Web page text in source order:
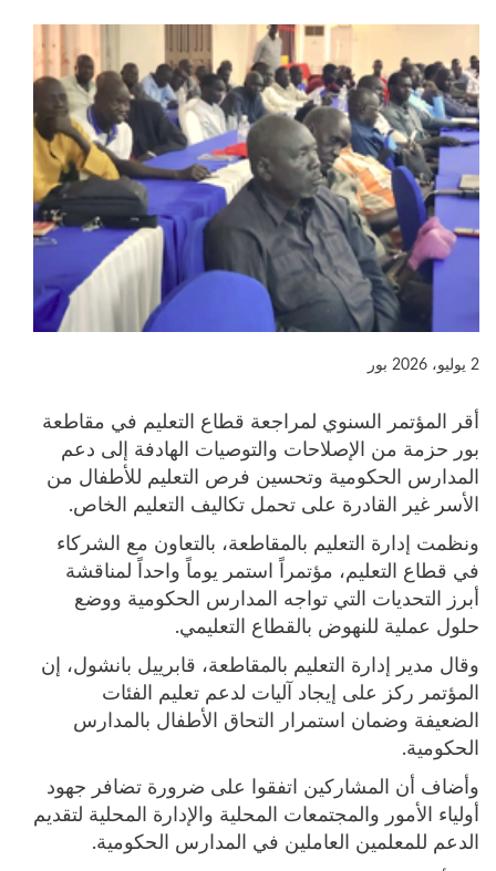
2 يوليو، 2026 بور
أقر المؤتمر السنوي لمراجعة قطاع التعليم في مقاطعة
بور حزمة من الإصلاحات والتوصيات الهادفة إلى دعم
المدارس الحكومية وتحسين فرص التعليم للأطفال من
الأسر غير القادرة على تحمل تكاليف التعليم الخاص.
ونظمت إدارة التعليم بالمقاطعة، بالتعاون مع الشركاء
في قطاع التعليم، مؤتمراً استمر يوماً واحداً لمناقشة
أبرز التحديات التي تواجه المدارس الحكومية ووضع
حلول عملية للنهوض بالقطاع التعليمي.
وقال مدير إدارة التعليم بالمقاطعة، قابرييل بانشول، إن
المؤتمر ركز على إيجاد آليات لدعم تعليم الفئات
الضعيفة وضمان استمرار التحاق الأطفال بالمدارس
الحكومية.
وأضاف أن المشاركين اتفقوا على ضرورة تضافر جهود
أولياء الأمور والمجتمعات المحلية والإدارة المحلية لتقديم
الدعم للمعلمين العاملين في المدارس الحكومية.